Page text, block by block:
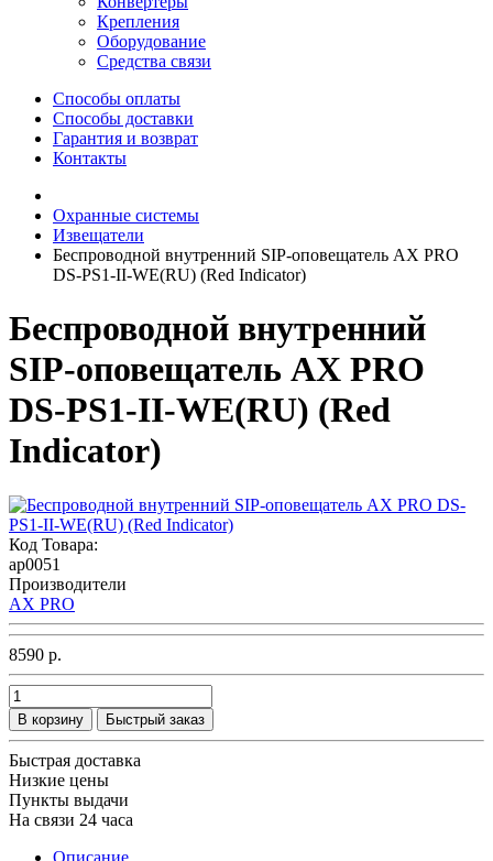
Крепления
Оборудование
Средства связи
Способы оплаты
Способы доставки
Гарантия и возврат
Контакты
Охранные системы
Извещатели
Беспроводной внутренний SIP-оповещатель AX PRO
DS-PS1-II-WE(RU) (Red Indicator)
Беспроводной внутренний
SIP-оповещатель AX PRO
DS-PS1-II-WE(RU) (Red
Indicator)
Код Товара:
ap0051
Производители
AX PRO
8590 р.
В корзину Быстрый заказ
Быстрая доставка
Низкие цены
Пункты выдачи
На связи 24 часа
Описание